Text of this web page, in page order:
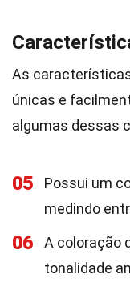
As
únicas e
algumas dessas
05
Possui um
medindo
06
A coloração
tonalidade